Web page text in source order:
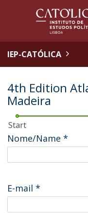
IEP-CATÓLICA
4th Edition
Madeira
Start
Nome/Name *
E-mail *